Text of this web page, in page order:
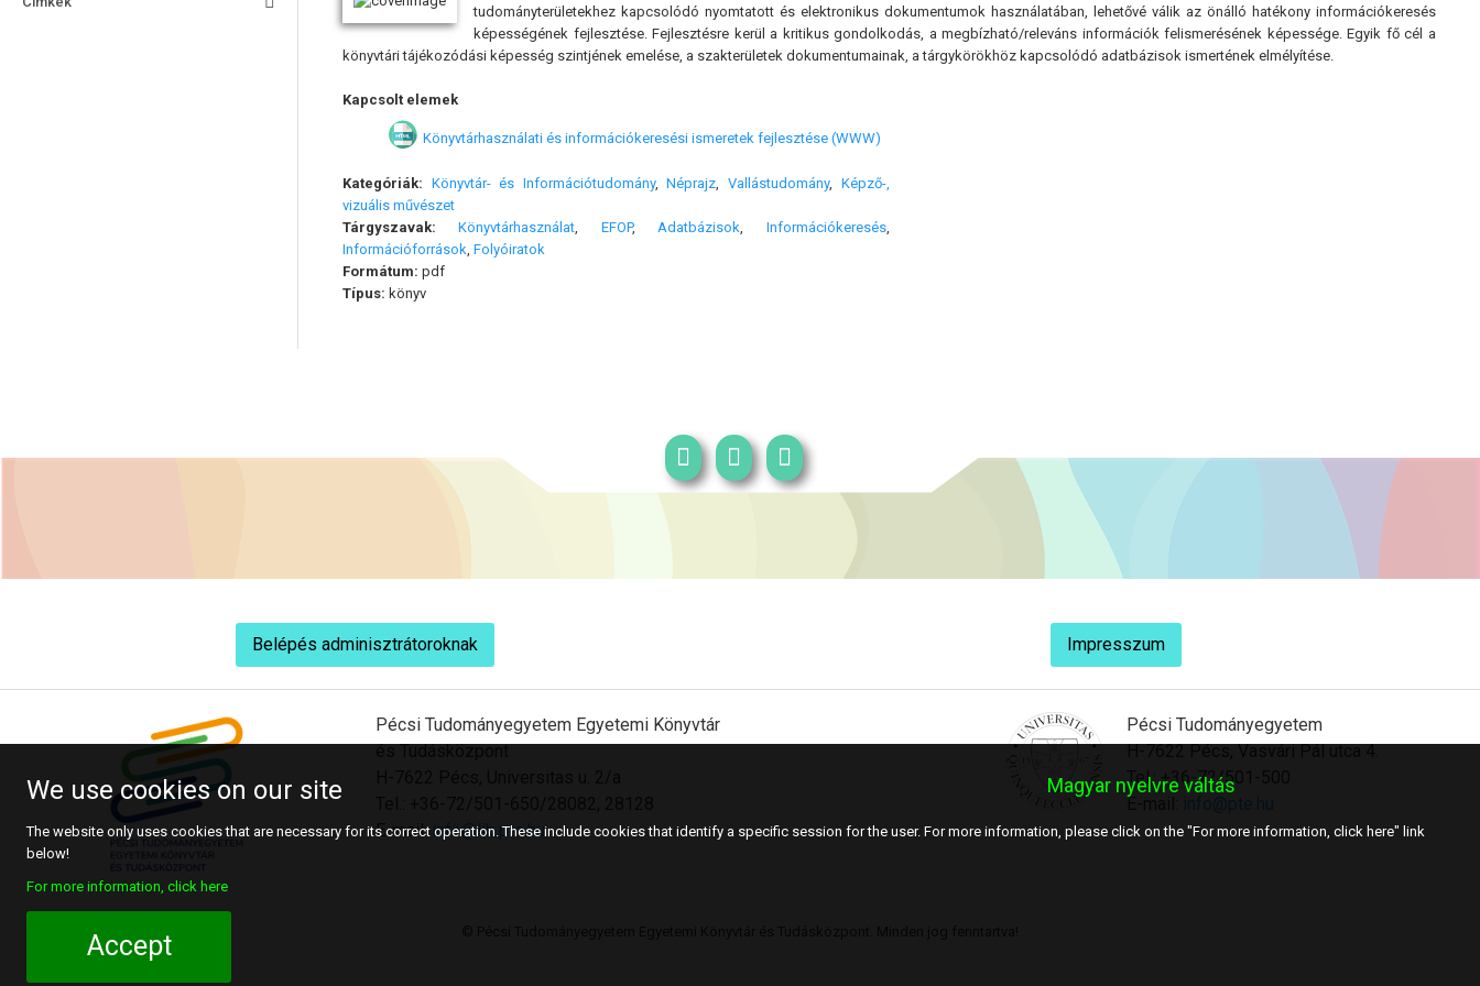
tudományterületekhez kapcsolódó nyomtatott és elektronikus dokumentumok használatában, lehetővé válik az önálló hatékony információkeresés
képességének fejlesztése. Fejlesztésre kerül a kritikus gondolkodás, a megbízható/releváns információk felismerésének képessége. Egyik fő cél a
könyvtári tájékozódási képesség szintjének emelése, a szakterületek dokumentumainak, a tárgykörökhöz kapcsolódó adatbázisok ismertének elmélyítése.
Kapcsolt elemek
Könyvtárhasználati és információkeresési ismeretek fejlesztése (WWW)
Kategóriák: Könyvtár- és Információtudomány,Néprajz Vallástudomány, Képző-,
vizuális művészet
Tárgyszavak:
Könyvtárhasználat EFOP, Adatbázisok Információkeresés,
Információforrások Folyóiratok
Formátum: pdf
Típus: könyv
Belépés adminisztrátoroknak Impresszum
Pécsi Tudományegyetem Egyetemi Könyvtár
és Tudásközpont
E-mail:info@lib.pte.hu
Pécsi Tudományegyetem
H-7622 Pécs, Vasvári Pál utca 4.
Tel.: +36-72/501-500
E-mail:
We use cookies on our site Magyar nyelvre váltás
The website only uses cookies that are necessary for its correct operation. These include cookies that identify a specific session for the user. For more information, please click on the "For more information, click here" link
below!
For more information, click here
Accept